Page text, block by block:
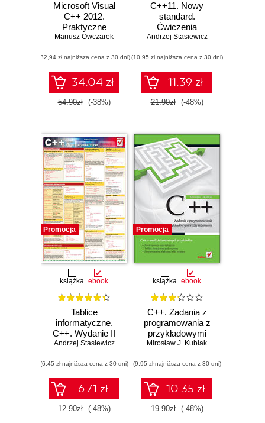
Microsoft Visual
C++ 2012.
Praktyczne
przykłady
Mariusz Owczarek
(32,94 zł najniższa cena z 30 dni)
34.04 zł
54.90zł (-38%)
C++11. Nowy
standard.
Ćwiczenia
Andrzej Stasiewicz
(10,95 zł najniższa cena z 30 dni)
11.39 zł
21.90zł (-48%)
Promocja
książka ebook
Tablice
informatyczne.
C++. Wydanie II
Andrzej Stasiewicz
(6,45 zł najniższa cena z 30 dni)
6.71 zł
12.90zł (-48%)
Promocja
książka ebook
C++. Zadania z
programowania z
przykładowymi
rozwiązaniami
Mirosław J. Kubiak
(9,95 zł najniższa cena z 30 dni)
10.35 zł
19.90zł (-48%)